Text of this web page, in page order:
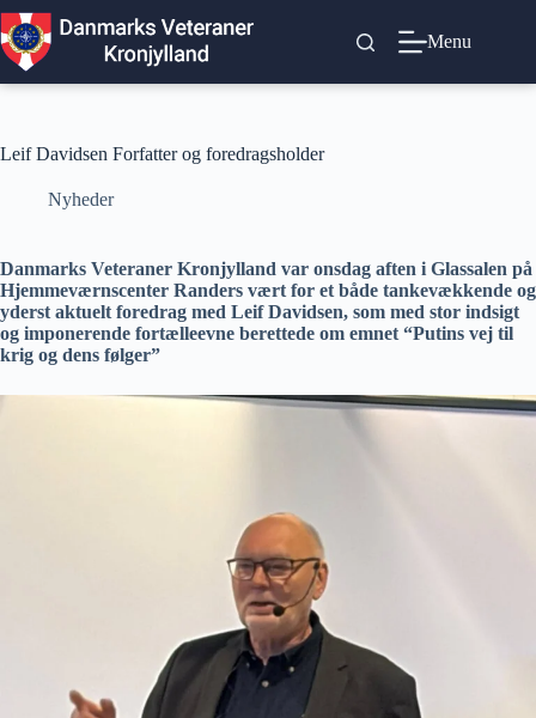
Fortsæt
til
indhold
Menu
Leif Davidsen Forfatter og foredragsholder
Nyheder
Danmarks Veteraner Kronjylland var onsdag aften i Glassalen på
Hjemmeværnscenter Randers vært for et både tankevækkende og
yderst aktuelt foredrag med Leif Davidsen, som med stor indsigt
og imponerende fortælleevne berettede om emnet “Putins vej til
krig og dens følger”